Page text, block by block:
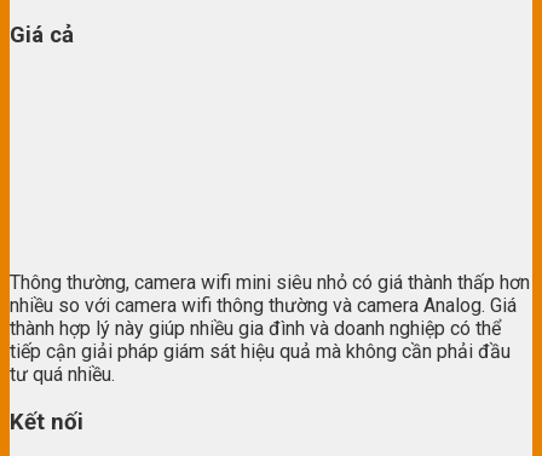
Giá cả
Thông thường, camera wifi mini siêu nhỏ có giá thành thấp hơn
nhiều so với camera wifi thông thường và camera Analog. Giá
thành hợp lý này giúp nhiều gia đình và doanh nghiệp có thể
tiếp cận giải pháp giám sát hiệu quả mà không cần phải đầu
tư quá nhiều.
Kết nối